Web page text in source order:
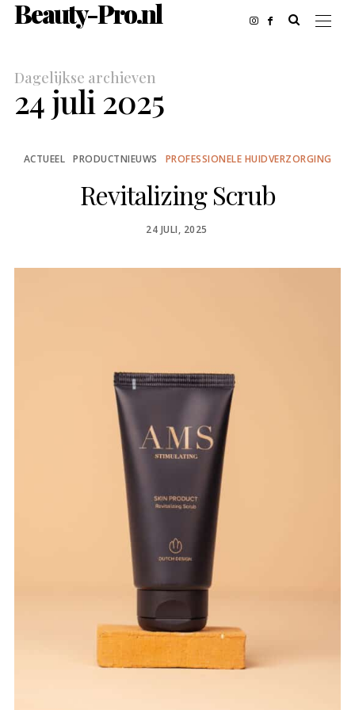
Beauty-Pro.nl
Dagelijkse archieven
24 juli 2025
ACTUEEL PRODUCTNIEUWS PROFESSIONELE HUIDVERZORGING
Revitalizing Scrub
POSTED
24 JULI, 2025